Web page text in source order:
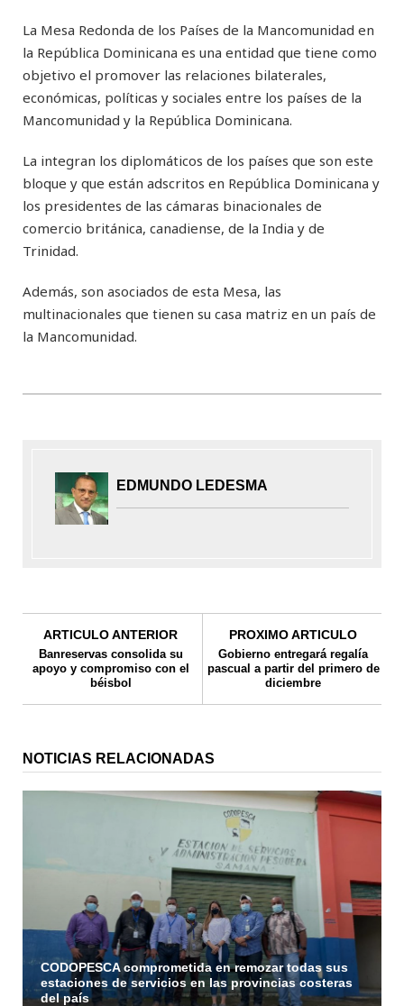
La Mesa Redonda de los Países de la Mancomunidad en
la República Dominicana es una entidad que tiene como
objetivo el promover las relaciones bilaterales,
económicas, políticas y sociales entre los países de la
Mancomunidad y la República Dominicana.
La integran los diplomáticos de los países que son este
bloque y que están adscritos en República Dominicana y
los presidentes de las cámaras binacionales de
comercio británica, canadiense, de la India y de
Trinidad.
Además, son asociados de esta Mesa, las
multinacionales que tienen su casa matriz en un país de
la Mancomunidad.
EDMUNDO LEDESMA
ARTICULO ANTERIOR
Banreservas consolida su
apoyo y compromiso con el
béisbol
PROXIMO ARTICULO
Gobierno entregará regalía
pascual a partir del primero de
diciembre
NOTICIAS RELACIONADAS
CODOPESCA comprometida en remozar todas sus
estaciones de servicios en las provincias costeras
del país